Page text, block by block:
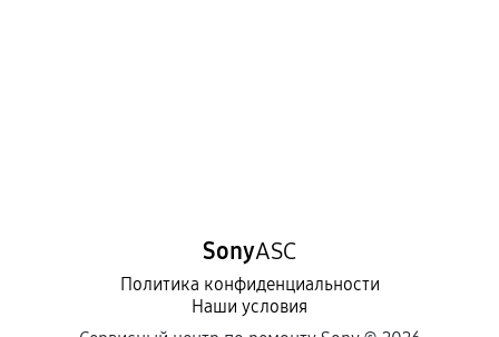
SonyASC
Политика конфиденциальности
Наши условия